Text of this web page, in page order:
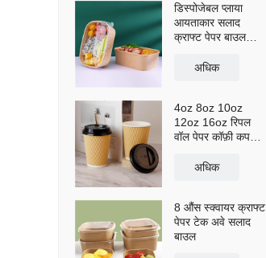
डिस्पोजेबल प्लाया
आयताकार सलाद
क्राफ्ट पेपर बाउल
अधिक
4oz 8oz 10oz
12oz 16oz रिपल
वॉल पेपर कॉफ़ी कप
अधिक
8 औंस स्क्वायर क्राफ्ट
पेपर टेक अवे सलाद
बाउल